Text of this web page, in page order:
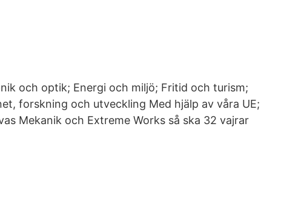
och optik; Energi och miljö; Fritid och turism;
forskning och utveckling Med hjälp av våra UE;
Mekanik och Extreme Works så ska 32 vajrar